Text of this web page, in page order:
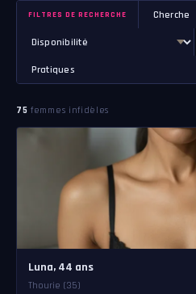
FILTRES DE RECHERCHE
75 femmes infidèles
Luna, 44 ans
Thourie (35)